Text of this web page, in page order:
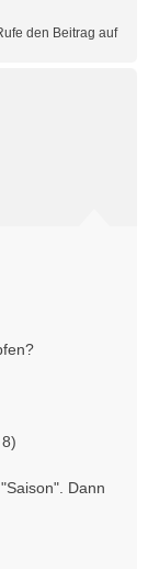
den Beitrag auf
Dann